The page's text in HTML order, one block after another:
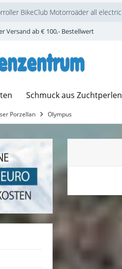
BikeClub Motorroäder all electric
Versand ab € 100,- Bestellwert
Schmuck aus Zuchtperlen
Porzellan Olympus